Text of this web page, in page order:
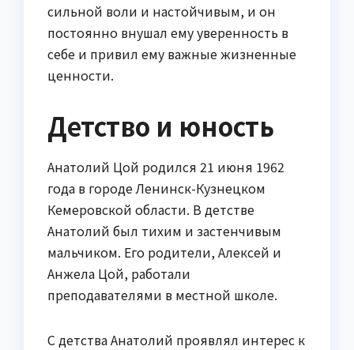
сильной воли и настойчивым, и он
постоянно внушал ему уверенность в
себе и привил ему важные жизненные
ценности.
Детство и юность
Анатолий Цой родился 21 июня 1962
года в городе Ленинск-Кузнецком
Кемеровской области. В детстве
Анатолий был тихим и застенчивым
мальчиком. Его родители, Алексей и
Анжела Цой, работали
преподавателями в местной школе.
С детства Анатолий проявлял интерес к